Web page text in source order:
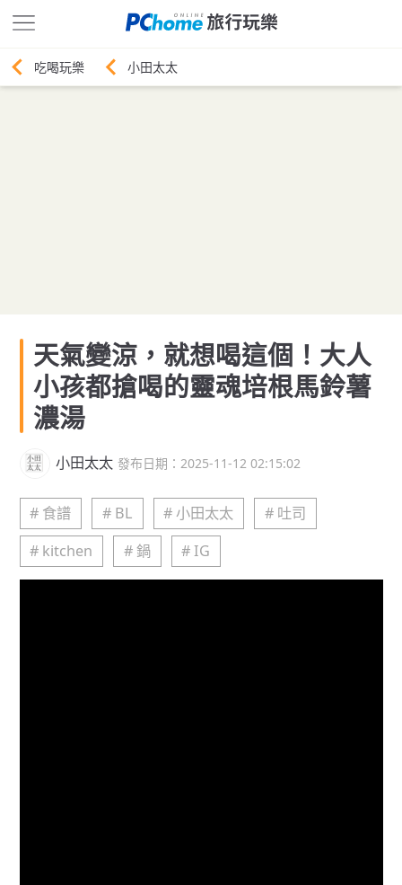
小田太太
天氣變涼，就想喝這個！大人
小孩都搶喝的靈魂培根馬鈴薯
濃湯
小田太太 發布日期：2025-11-12 02:15:02
# 食譜 # BL # 小田太太
# 吐司
# kitchen
# 鍋 # IG